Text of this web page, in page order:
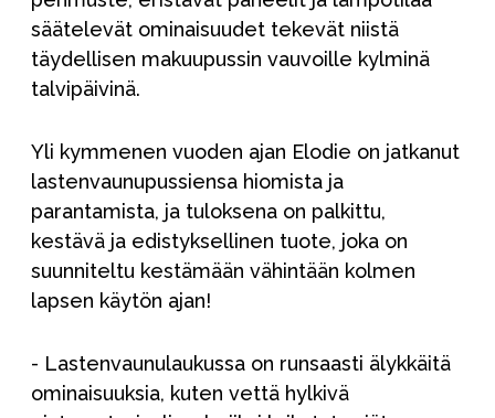
säätelevät ominaisuudet tekevät niistä
täydellisen makuupussin vauvoille kylminä
talvipäivinä.
Yli kymmenen vuoden ajan Elodie on jatkanut
lastenvaunupussiensa hiomista ja
parantamista, ja tuloksena on palkittu,
kestävä ja edistyksellinen tuote, joka on
suunniteltu kestämään vähintään kolmen
lapsen käytön ajan!
- Lastenvaunulaukussa on runsaasti älykkäitä
ominaisuuksia, kuten vettä hylkivä